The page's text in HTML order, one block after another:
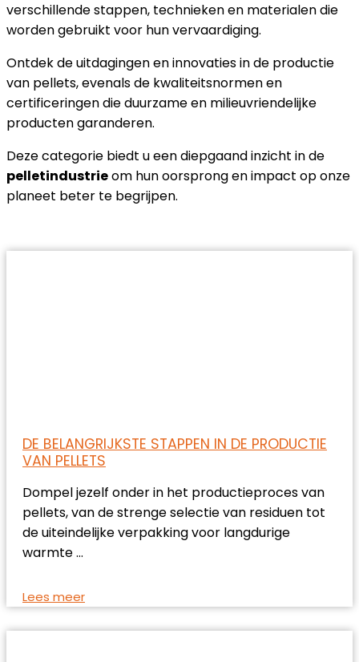
verschillende stappen, technieken en materialen die
worden gebruikt voor hun vervaardiging.
Ontdek de uitdagingen en innovaties in de productie
van pellets, evenals de kwaliteitsnormen en
certificeringen die duurzame en milieuvriendelijke
producten garanderen.
Deze categorie biedt u een diepgaand inzicht in de
pelletindustrieom hun oorsprong en impact op onze
planeet beter te begrijpen.
DE BELANGRIJKSTE STAPPEN IN DE PRODUCTIE
VAN PELLETS
Dompel jezelf onder in het productieproces van
pellets, van de strenge selectie van residuen tot
de uiteindelijke verpakking voor langdurige
warmte …
Lees meer